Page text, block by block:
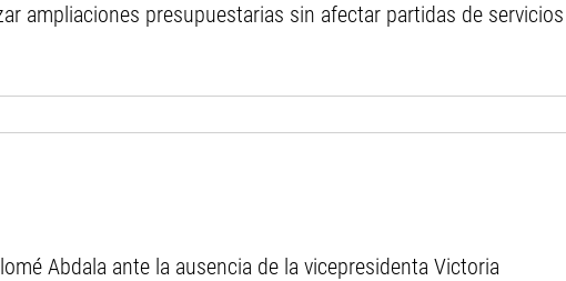
ampliaciones presupuestarias sin afectar partidas de servicios
Abdala ante la ausencia de la vicepresidenta Victoria